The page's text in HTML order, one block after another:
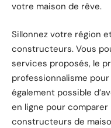
votre maison de rêve.
Sillonnez votre région
constructeurs. Vous
services proposés, le
professionnalisme
également possible
en ligne pour
constructeurs de